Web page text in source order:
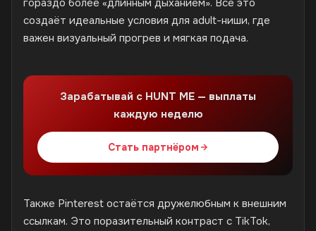
гораздо более «длинным дыханием». Всё это
создаёт идеальные условия для adult-ниши, где
важен визуальный прогрев и мягкая подача.
Зарабатывай с HUNT ME — выплаты
каждую неделю
Стать партнёром
Также Pinterest остаётся дружелюбным к внешним
ссылкам. Это поразительный контраст с TikTok,